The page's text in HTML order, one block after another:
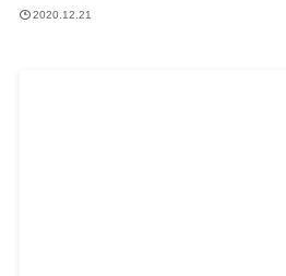
2020.12.21